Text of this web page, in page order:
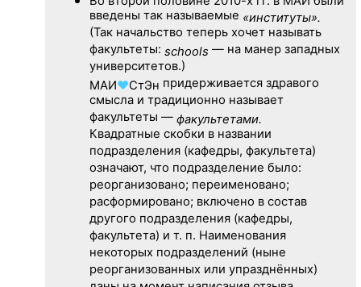
введены так называемые «институты».
(Так начальство теперь хочет называть
факультеты: schools — на манер западных
университетов.)
МАИ♥СтЭн придерживается здравого
смысла и традиционно называет
факультеты — факультетами.
Квадратные скобки в названии
подразделения (кафедры, факультета)
означают, что подразделение было:
реорганизовано; переименовано;
расформировано; включено в состав
другого подразделения (кафедры,
факультета) и т. п. Наименования
некоторых подразделений (ныне
реорганизованных или упразднённых)